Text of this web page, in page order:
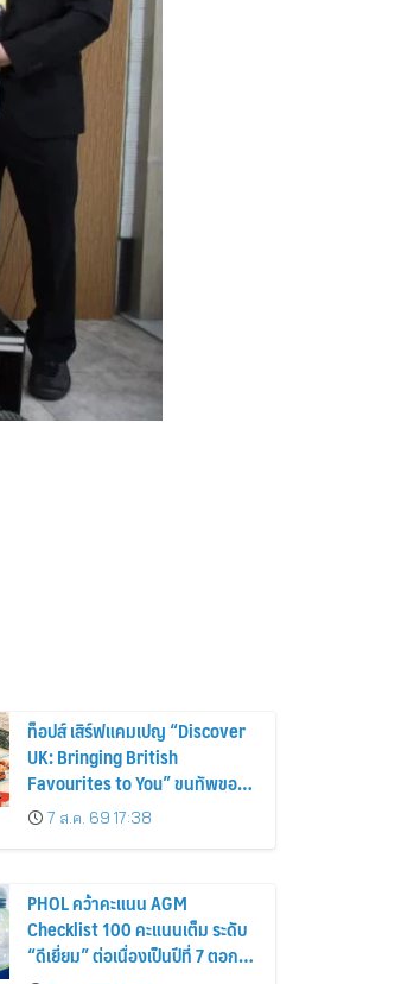
ท็อปส์ เสิร์ฟแคมเปญ “Discover
UK: Bringing British
Favourites to You” ขนทัพของ
อร่อยและไอเท็มฮิตจากสหราช
อาณาจักร ส่งตรงถึงมือตั้งแต่วัน
7 ส.ค. 69 17:38
PHOL คว้าคะแนน AGM
Checklist 100 คะแนนเต็ม ระดับ
“ดีเยี่ยม” ต่อเนื่องเป็นปีที่ 7 ตอกย้ำ